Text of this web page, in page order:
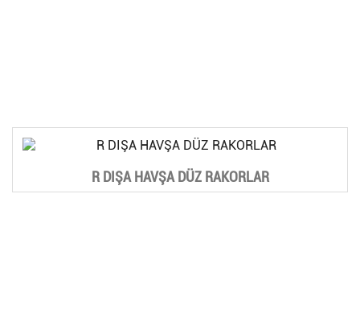
R DIŞA HAVŞA DÜZ RAKORLAR